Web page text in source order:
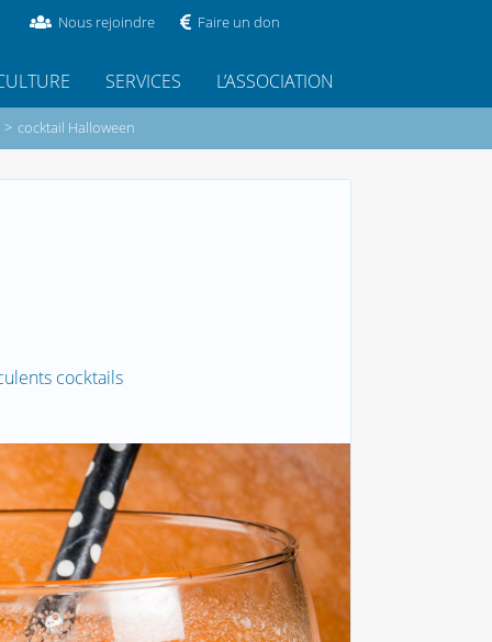
Nous rejoindre Faire un don
SERVICES L’ASSOCIATION
> cocktail Halloween
cocktails